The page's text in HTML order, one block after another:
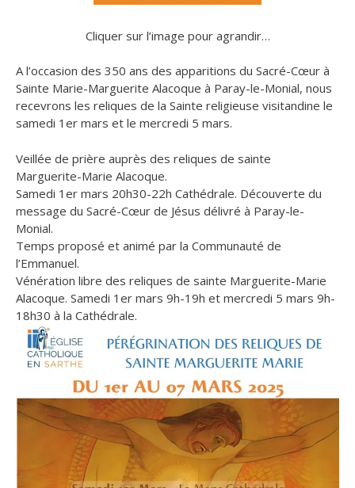
Cliquer sur l’image pour agrandir…
A l’occasion des 350 ans des apparitions du Sacré-Cœur à
Sainte Marie-Marguerite Alacoque à Paray-le-Monial, nous
recevrons les reliques de la Sainte religieuse visitandine le
samedi 1er mars et le mercredi 5 mars.
Veillée de prière auprès des reliques de sainte
Marguerite-Marie Alacoque.
Samedi 1er mars 20h30-22h Cathédrale. Découverte du
message du Sacré-Cœur de Jésus délivré à Paray-le-
Monial.
Temps proposé et animé par la Communauté de
l’Emmanuel.
Vénération libre des reliques de sainte Marguerite-Marie
Alacoque. Samedi 1er mars 9h-19h et mercredi 5 mars 9h-
18h30 à la Cathédrale.